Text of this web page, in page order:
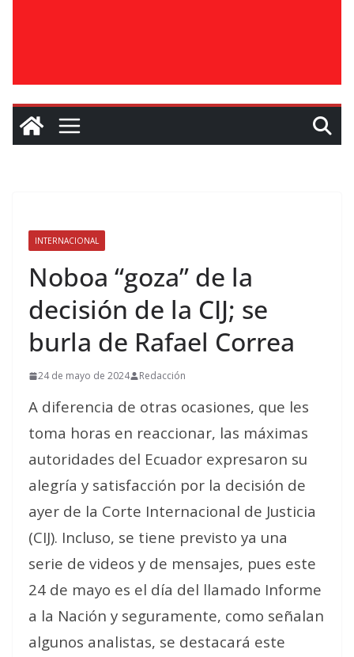
INTERNACIONAL
Noboa “goza” de la
decisión de la CIJ; se
burla de Rafael Correa
24 de mayo de 2024 Redacción
A diferencia de otras ocasiones, que les
toma horas en reaccionar, las máximas
autoridades del Ecuador expresaron su
alegría y satisfacción por la decisión de
ayer de la Corte Internacional de Justicia
(CIJ). Incluso, se tiene previsto ya una
serie de videos y de mensajes, pues este
24 de mayo es el día del llamado Informe
a la Nación y seguramente, como señalan
algunos analistas, se destacará este